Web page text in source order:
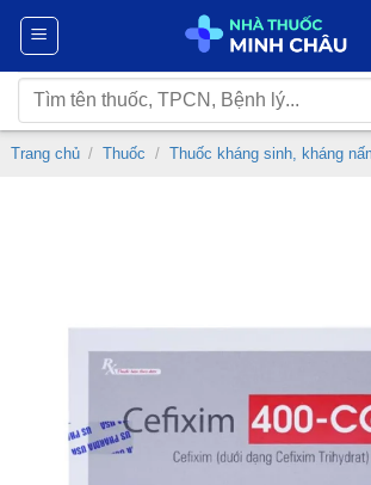
Chuyển
nội
dung
Tìm
kiếm:
Trang chủ / Thuốc / Thuốc kháng sinh, kháng